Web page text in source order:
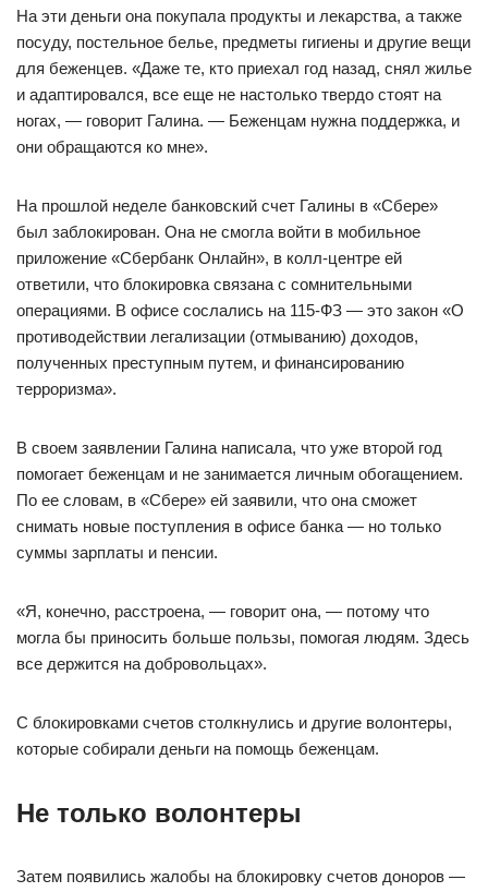
На эти деньги она покупала продукты и лекарства, а также
посуду, постельное белье, предметы гигиены и другие вещи
для беженцев. «Даже те, кто приехал год назад, снял жилье
и адаптировался, все еще не настолько твердо стоят на
ногах, — говорит Галина. — Беженцам нужна поддержка, и
они обращаются ко мне».
На прошлой неделе банковский счет Галины в «Сбере»
был заблокирован. Она не смогла войти в мобильное
приложение «Сбербанк Онлайн», в колл-центре ей
ответили, что блокировка связана с сомнительными
операциями. В офисе сослались на 115-ФЗ — это закон «О
противодействии легализации (отмыванию) доходов,
полученных преступным путем, и финансированию
терроризма».
В своем заявлении Галина написала, что уже второй год
помогает беженцам и не занимается личным обогащением.
По ее словам, в «Сбере» ей заявили, что она сможет
снимать новые поступления в офисе банка — но только
суммы зарплаты и пенсии.
«Я, конечно, расстроена, — говорит она, — потому что
могла бы приносить больше пользы, помогая людям. Здесь
все держится на добровольцах».
С блокировками счетов столкнулись и другие волонтеры,
которые собирали деньги на помощь беженцам.
Не только волонтеры
Затем появились жалобы на блокировку счетов доноров —